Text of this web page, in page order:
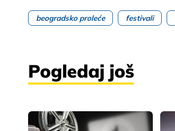
beogradsko proleće festivali
Pogledaj još